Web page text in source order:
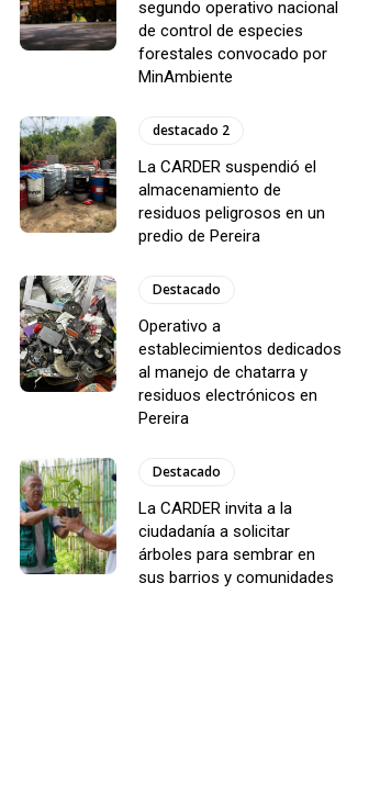
segundo operativo nacional
de control de especies
forestales convocado por
MinAmbiente
destacado 2
La CARDER suspendió el
almacenamiento de
residuos peligrosos en un
predio de Pereira
Destacado
Operativo a
establecimientos dedicados
al manejo de chatarra y
residuos electrónicos en
Pereira
Destacado
La CARDER invita a la
ciudadanía a solicitar
árboles para sembrar en
sus barrios y comunidades